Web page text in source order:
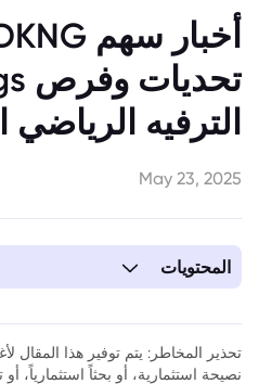
الترفيه
May 23, 2025
المحتويات
تحذير المخاطر: يتم توفير هذا المقال
نصيحة استثمارية، أو بحثاً استثمارياً، أو